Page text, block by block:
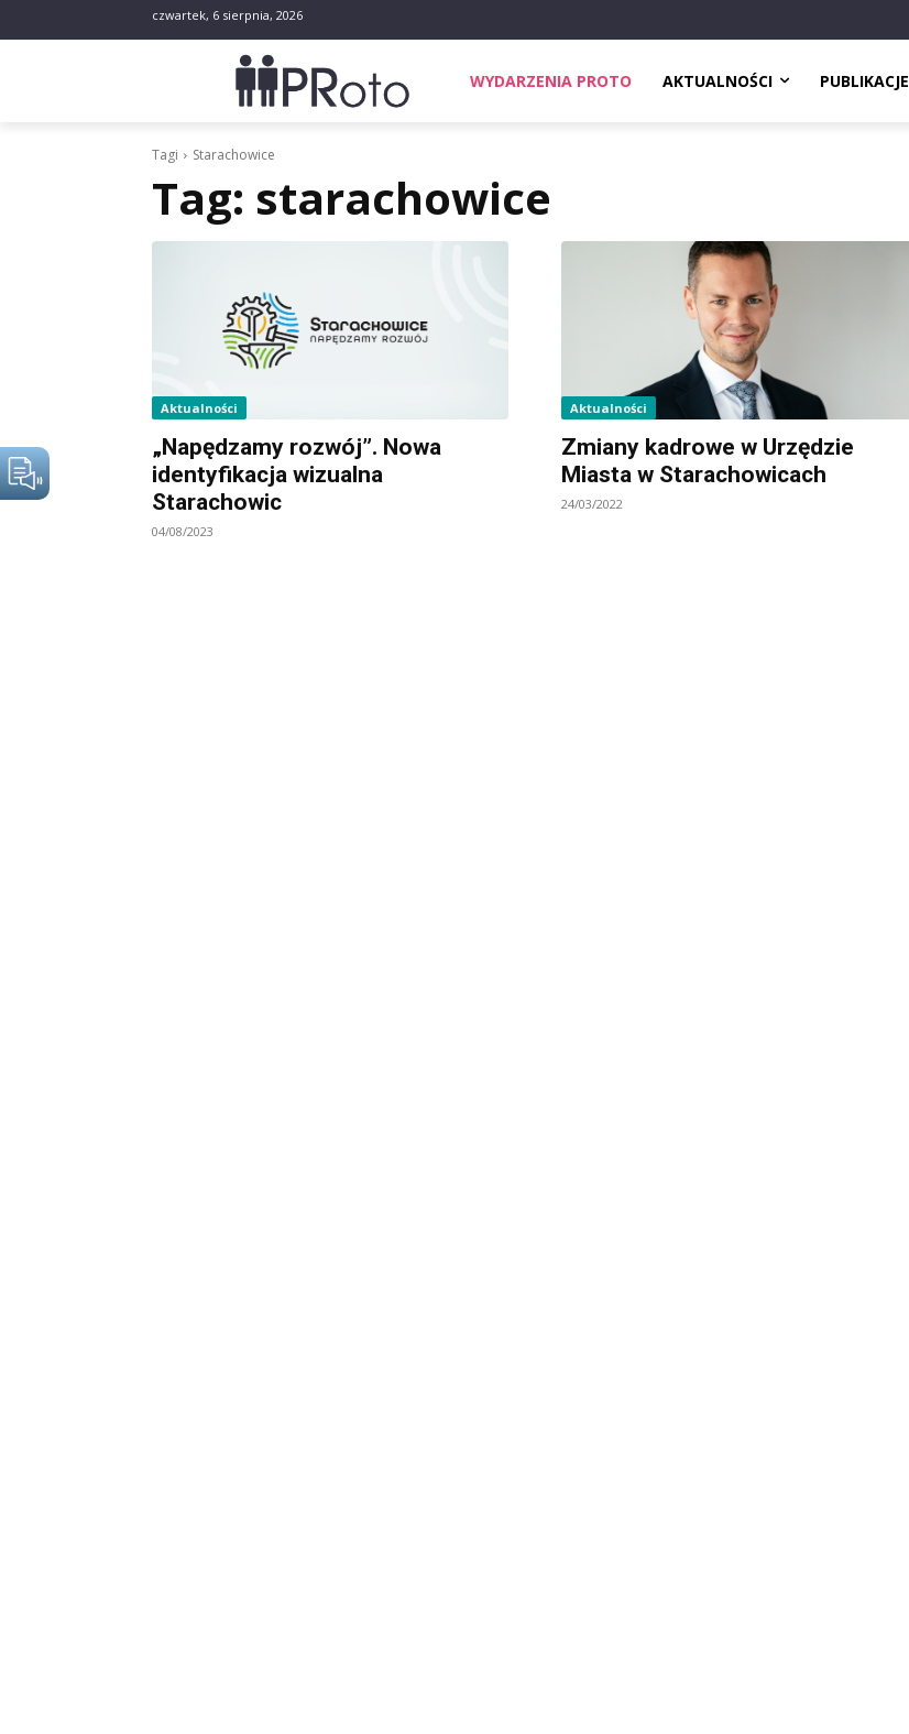
czwartek, 6 sierpnia, 2026
WYDARZENIA PROTO AKTUALNOŚCI PUBLIKACJE
Tagi Starachowice
Tag: starachowice
Aktualności
„Napędzamy rozwój”. Nowa
identyfikacja wizualna
Starachowic
04/08/2023
Aktualności
Zmiany kadrowe w Urzędzie
Miasta w Starachowicach
24/03/2022